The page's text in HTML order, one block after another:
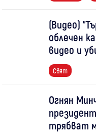
(Видео)
облечен
видео и
Свят
Огнян
трябват